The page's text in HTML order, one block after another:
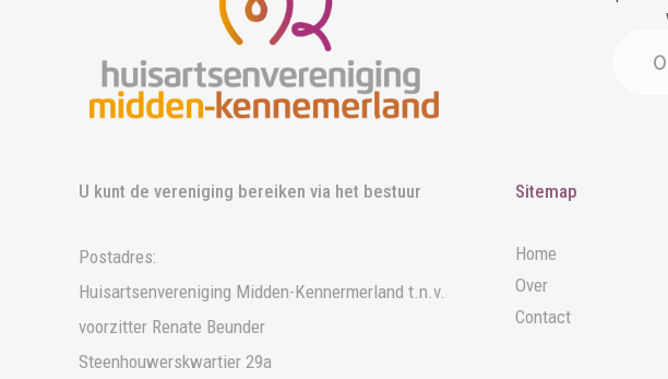
U kunt de vereniging bereiken via het bestuur
Postadres:
Huisartsenvereniging Midden-Kennermerland t.n.v.
voorzitter Renate Beunder
Steenhouwerskwartier 29a
Sitemap
Home
Over
Contact